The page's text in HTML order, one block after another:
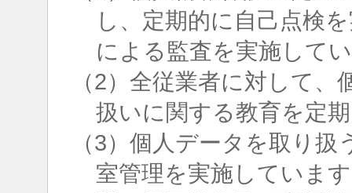
し、定期的に自己点検
による監査を実施して
（2）全従業者に対して
扱いに関する教育を定
（3）個人データを取り
室管理を実施していま